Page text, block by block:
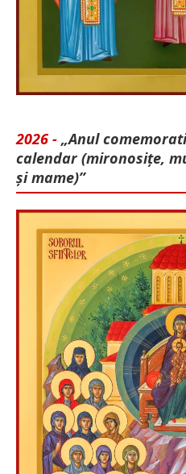
2026 - „Anul
calendar (mironosițe,
și mame)”